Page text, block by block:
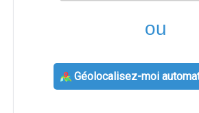
ou
Géolocalisez-moi